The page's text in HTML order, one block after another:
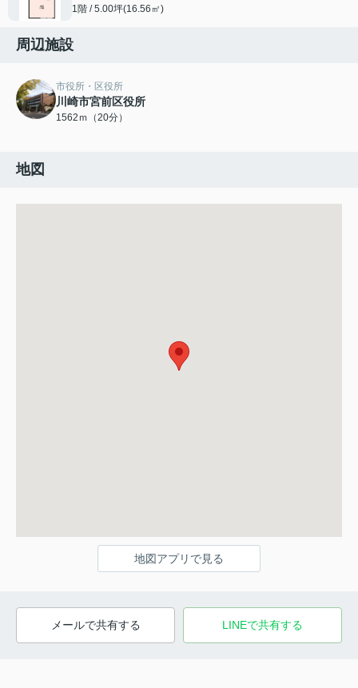
1階 / 5.00坪(16.56㎡)
周辺施設
市役所・区役所
川崎市宮前区役所
1562ｍ（20分）
地図
地図アプリで見る
メールで共有する LINEで共有する